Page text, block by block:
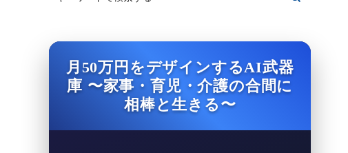
月50万円をデザインするAI武器
庫 〜家事・育児・介護の合間に
相棒と生きる〜